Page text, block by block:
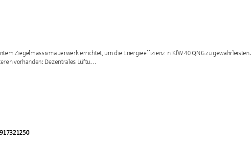
Ziegelmassivmauerwerk errichtet, um die Energieeffizienz in KfW 40 QNG zu gewährleisten.
vorhanden: Dezentrales Lüftu…